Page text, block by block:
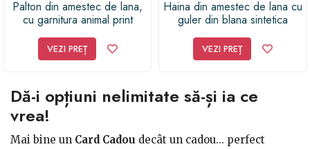
Palton din amestec de lana,
cu garnitura animal print
VEZI PREȚ
Haina din amestec de lana cu
guler din blana sintetica
VEZI PREȚ
Dă-i opțiuni nelimitate să-și ia ce
vrea!
Mai bine un Card Cadou decât un cadou... perfect